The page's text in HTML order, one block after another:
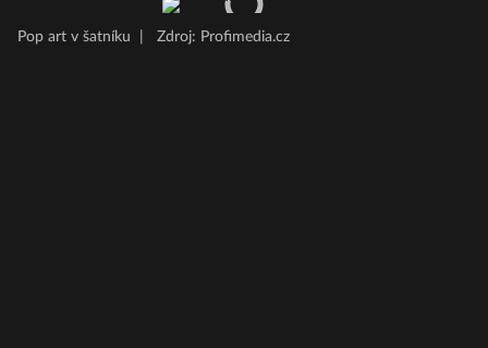
Pop art v šatníku Zdroj: Profimedia.cz